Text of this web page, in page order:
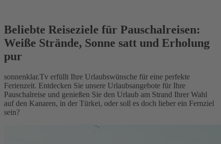
Beliebte Reiseziele für Pauschalreisen:
Weiße Strände, Sonne satt und Erholung
pur
sonnenklar.Tv erfüllt Ihre Urlaubswünsche für eine perfekte
Ferienzeit. Entdecken Sie unsere Urlaubsangebote für Ihre
Pauschalreise und genießen Sie den Urlaub am Strand Ihrer Wahl
auf den Kanaren, in der Türkei, oder soll es doch lieber ein Fernziel
sein?